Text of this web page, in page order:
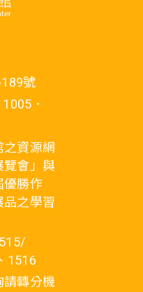
號
．
資源網
覽會」與
優勝作
品之學習
1516
請轉分機